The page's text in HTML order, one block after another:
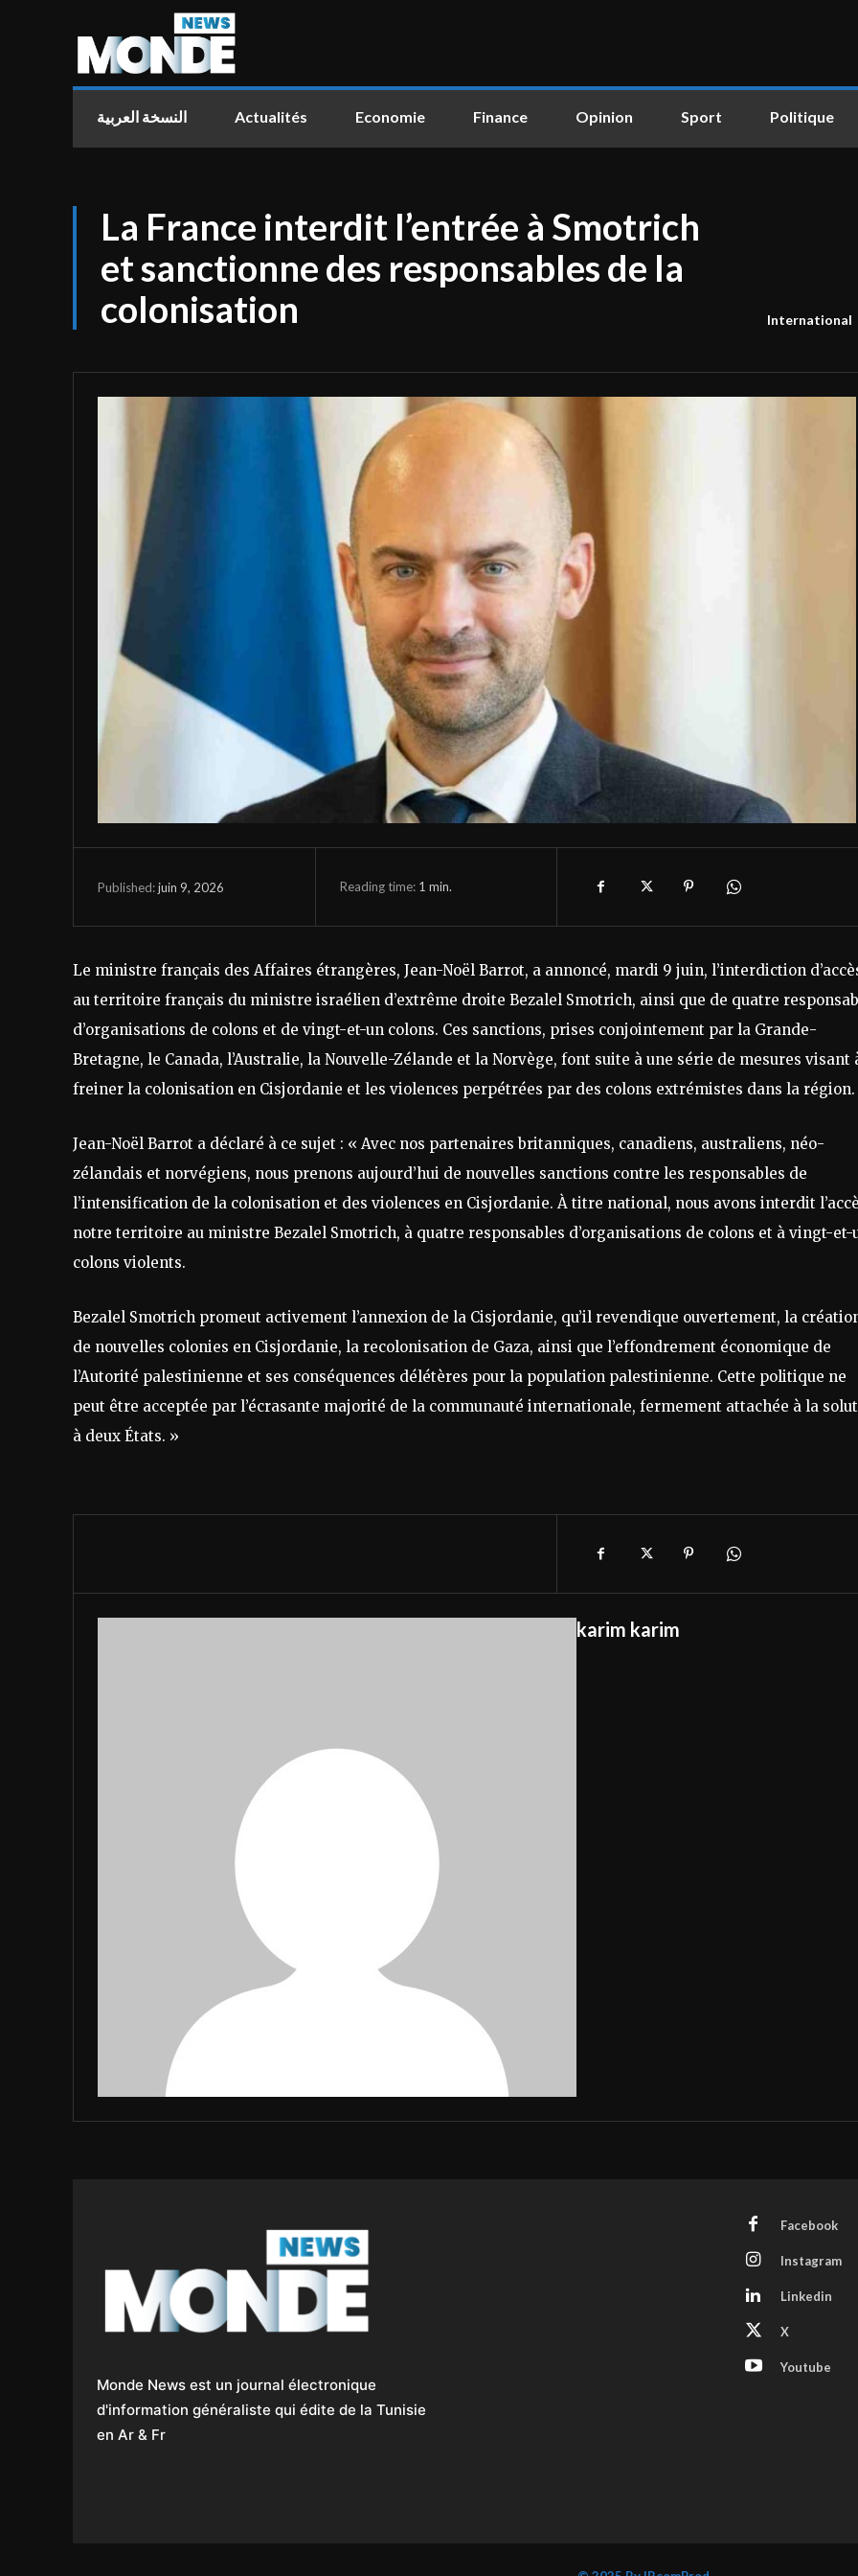
النسخة العربية Actualités Economie Finance Opinion Sport Politique
La France interdit l’entrée à Smotrich
et sanctionne des responsables de la
colonisation
International
Published:juin 9, 2026 Reading time: 1 min.
Le ministre français des Affaires étrangères, Jean-Noël Barrot, a annoncé, mardi 9 juin, l’interdiction
au territoire français du ministre israélien d’extrême droite Bezalel Smotrich, ainsi que de quatre
d’organisations de colons et de vingt-et-un colons. Ces sanctions, prises conjointement par la Grande-
Bretagne, le Canada, l’Australie, la Nouvelle-Zélande et la Norvège, font suite à une série de mesures visant
freiner la colonisation en Cisjordanie et les violences perpétrées par des colons extrémistes dans la région.
Jean-Noël Barrot a déclaré à ce sujet : « Avec nos partenaires britanniques, canadiens, australiens, néo-
zélandais et norvégiens, nous prenons aujourd’hui de nouvelles sanctions contre les responsables de
l’intensification de la colonisation et des violences en Cisjordanie. À titre national, nous avons interdit
notre territoire au ministre Bezalel Smotrich, à quatre responsables d’organisations de colons et à vingt-et-
colons violents.
Bezalel Smotrich promeut activement l’annexion de la Cisjordanie, qu’il revendique ouvertement, la
de nouvelles colonies en Cisjordanie, la recolonisation de Gaza, ainsi que l’effondrement économique de
l’Autorité palestinienne et ses conséquences délétères pour la population palestinienne. Cette politique ne
peut être acceptée par l’écrasante majorité de la communauté internationale, fermement attachée à la
à deux États. »
karim karim
Monde News est un journal électronique
d'information généraliste qui édite de la Tunisie
en Ar & Fr
Facebook
Instagram
Linkedin
X
Youtube